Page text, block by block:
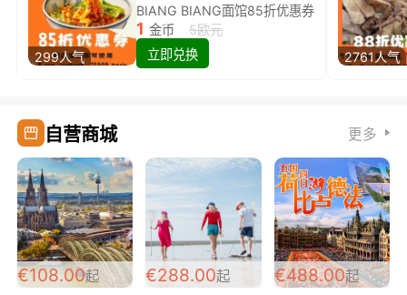
299人气
BIANG BIANG面馆85折优惠券
1 金币
5欧元
立即兑换
2761人气
自营商城 更多
€108.00起 €288.00起 €488.00起